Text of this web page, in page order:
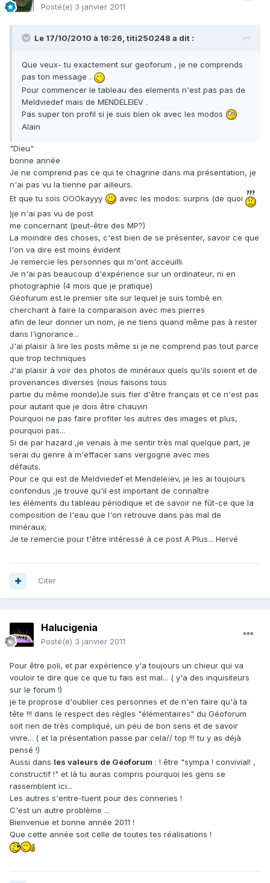
Posté(e) 3 janvier 2011
Le 17/10/2010 à 16:26, titi250248 a dit :
Que veux- tu exactement sur geoforum , je ne comprends
pas ton message .
Pour commencer le tableau des elements n'est pas pas de
Meldviedef mais de MENDELEIEV .
Pas super ton profil si je suis bien ok avec les modos
Alain
"Dieu"
bonne année
Je ne comprend pas ce qui te chagrine dans ma présentation, je
n'ai pas vu la tienne par ailleurs.
Et que tu sois OOOkayyy
avec les modos: surpris (de quoi
)je n'ai pas vu de post
me concernant (peut-être des MP?)
La moindre des choses, c'est bien de se présenter, savoir ce que
l'on va dire est moins évident
Je remercie les personnes qui m'ont acceuilli.
Je n'ai pas beaucoup d'expérience sur un ordinateur, ni en
photographie (4 mois que je pratique)
Géofurum est le premier site sur lequel je suis tombé en
cherchant à faire la comparaison avec mes pierres
afin de leur donner un nom, je ne tiens quand même pas à rester
dans l'ignorance...
J'ai plaisir à lire les posts même si je ne comprend pas tout parce
que trop techniques
J'ai plaisir à voir des photos de minéraux quels qu'ils soient et de
provenances diverses (nous faisons tous
partie du même monde)Je suis fier d'être français et ce n'est pas
pour autant que je dois être chauvin
Pourquoi ne pas faire profiter les autres des images et plus,
pourquoi pas...
Si de par hazard ,je venais à me sentir très mal quelque part, je
serai du genre à m'effacer sans vergogne avec mes
défauts.
Pour ce qui est de Meldviedef et Mendeleïev, je les ai toujours
confondus ,je trouve qu'il est important de connaître
les éléments du tableau périodique et de savoir ne fût-ce que la
composition de l'eau que l'on retrouve dans pas mal de
minéraux;
Je te remercie pour t'être intéressé à ce post A Plus... Hervé
Citer
Halucigenia
Posté(e) 3 janvier 2011
Pour être poli, et par expèrience y'a toujours un chieur qui va
vouloir te dire que ce que tu fais est mal... ( y'a des inquisiteurs
sur le forum !)
je te proprose d'oublier ces personnes et de n'en faire qu'à ta
tête !!! dans le respect des règles "élémentaires" du Géoforum
soit rien de très compliqué, un peu de bon sens et de savoir
vivre... ( et la présentation passe par cela// top !!! tu y as déjà
pensé !)
Aussi dans les valeurs de Géoforum : ! être "sympa ! convivial! ,
constructif !" et là tu auras compris pourquoi les gens se
rassemblent ici...
Les autres s'entre-tuent pour des conneries !
C'est un autre problème ...
Bienvenue et bonne année 2011 !
Que cette année soit celle de toutes tes réalisations !